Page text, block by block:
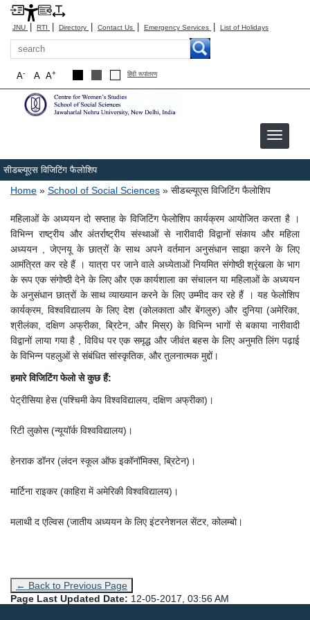
JNU | RTI | Directory | Contact Us | Emergency Services | List of Holidays
Search
A+
A
A- हिंदी रूपांतरण
सीडब्ल्यूएस विजिटिंग फैलोशिप
Breadcrumb
Home School of Social Sciences सीडब्ल्यूएस विजिटिंग फैलोशिप
महिलाओं के अध्ययन दो सप्ताह के विजिटिंग फेलोशिप कार्यक्रम आयोजित करता है
।
विभिन्न राष्ट्रीय और अंतर्राष्ट्रीय संस्थाओं से नारीवादी विद्वानों संकाय और महिला
अध्ययन , जेएनयू के छात्रों के साथ अपने वर्तमान अनुसंधान साझा करने के लिए
आमंत्रित कर रहे हैं । यात्रा पर जाने वाले अध्येताओं नियमित संगोष्ठी श्रृंखला के भाग
के रूप एक संगोष्ठी देने के लिए और एक कार्यशाला का संचालन या महिलाओं के अध्ययन
के अनुसंधान छात्रों के साथ व्याख्यान करने के लिए उम्मीद कर रहे हैं
। यह फेलोशिप
कार्यक्रम, विश्वविद्यालय के लिए देश (कोलकाता और बेंगलुरु) और दुनिया (अमेरिका,
श्रीलंका, दक्षिण अफ्रीका, ब्रिटेन, और मिस्र) के विभिन्न भागों से बकाया नारीवादी
विद्वानों लाया गया है , विविध पर एक समृद्ध और जीवंत बहस के लिए अनुमति लिंग पढ़ाई
के विभिन्न पहलुओं से संबंधित सांस्कृतिक, और तुलनात्मक मुद्दों।
हमारे विजिटिंग फेलो से कुछ हैं:
पेट्रीसिया हेस (पश्चिमी केप विश्वविद्यालय, दक्षिण अफ्रीका)।
रिटी लुकोस (न्यूयॉर्क विश्वविद्यालय)।
हेनराक डॉनर (लंदन स्कूल ऑफ इकॉनॉमिक्स, ब्रिटेन)।
मार्टिना राइकर (काहिरा में अमेरिकी विश्वविद्यालय)।
मलाथी द एल्विस (जातीय अध्ययन के लिए इंटरनेशनल सेंटर, कोलम्बो।
← Back to Previous Page
Page Last Updated Date: 12-05-2017, 03:56 AM